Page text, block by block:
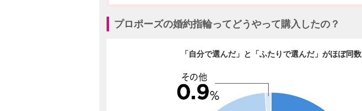
プロポーズの婚約指輪ってどうやって購入したの？
「自分で選んだ」と「ふたりで選んだ」がほぼ同数